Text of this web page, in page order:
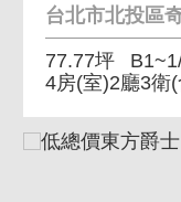
台北市北投區
77.77坪
4房(室)2廳3衛